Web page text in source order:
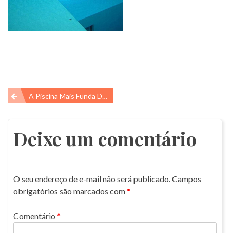
Navegação
de
Post
A Piscina Mais Funda Do Mundo
Deixe um comentário
O seu endereço de e-mail não será publicado. Campos
obrigatórios são marcados com*
Comentário *